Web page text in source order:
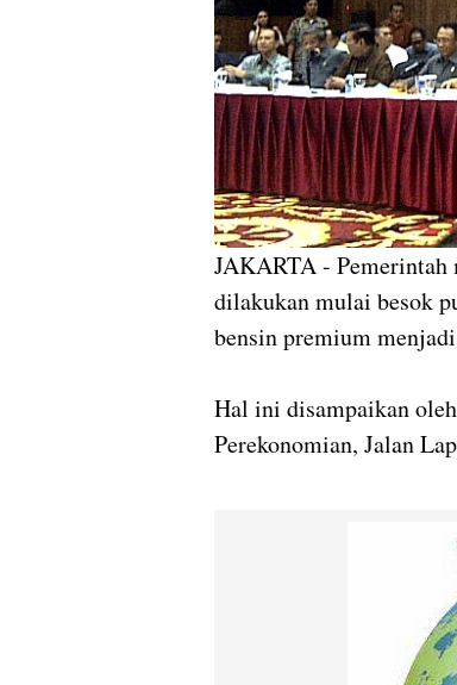
JAKARTA- Pemerintah
dilakukan mulai besok
bensin premium
Hal ini disampaikan
Perekonomian, Jalan